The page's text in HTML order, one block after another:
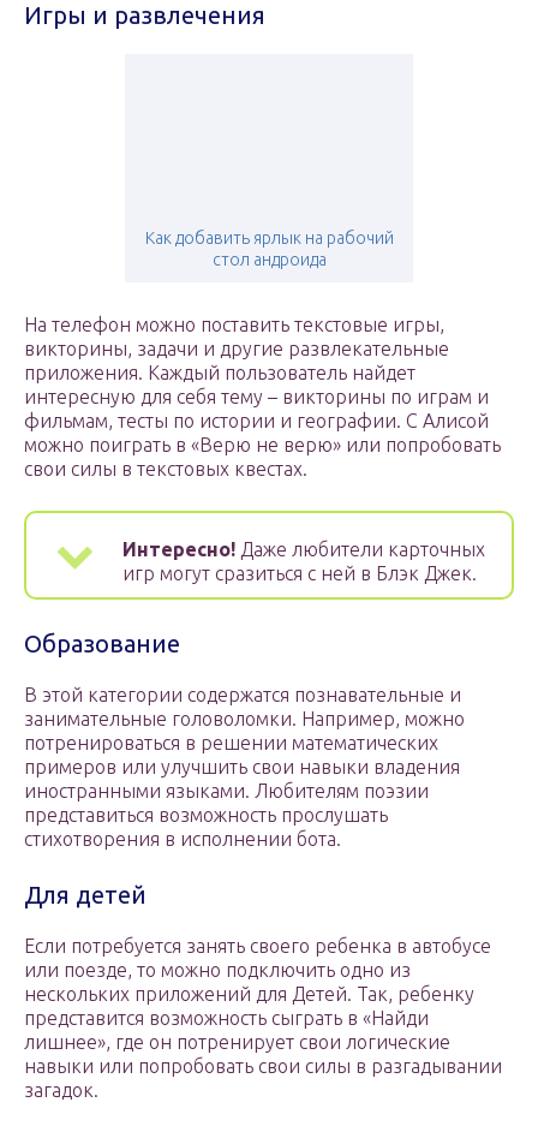
Игры и развлечения
Как добавить ярлык на рабочий
стол андроида
На телефон можно поставить текстовые игры,
викторины, задачи и другие развлекательные
приложения. Каждый пользователь найдет
интересную для себя тему – викторины по играм и
фильмам, тесты по истории и географии. С Алисой
можно поиграть в «Верю не верю» или попробовать
свои силы в текстовых квестах.
Интересно! Даже любители карточных
игр могут сразиться с ней в Блэк Джек.
Образование
В этой категории содержатся познавательные и
занимательные головоломки. Например, можно
потренироваться в решении математических
примеров или улучшить свои навыки владения
иностранными языками. Любителям поэзии
представиться возможность прослушать
стихотворения в исполнении бота.
Для детей
Если потребуется занять своего ребенка в автобусе
или поезде, то можно подключить одно из
нескольких приложений для Детей. Так, ребенку
представится возможность сыграть в «Найди
лишнее», где он потренирует свои логические
навыки или попробовать свои силы в разгадывании
загадок.